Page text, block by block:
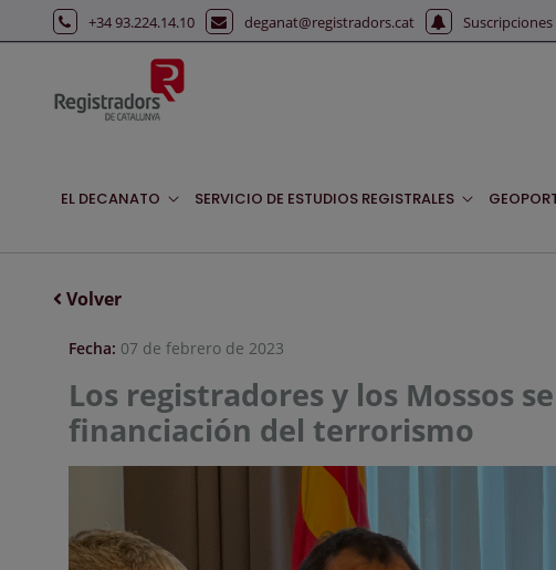
Saltar al contenido principal
+34 93.224.14.10 deganat@registradors.cat Suscripciones
EL DECANATO SERVICIO DE ESTUDIOS REGISTRALES
Volver
Fecha: 07 de febrero de 2023
Los registradores y los Mossos
financiación del terrorismo